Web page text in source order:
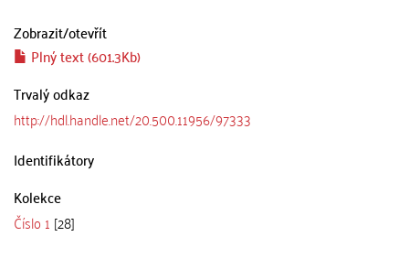
Zobrazit/otevřít
Plný text (601.3Kb)
Trvalý odkaz
http://hdl.handle.net/20.500.11956/97333
Identifikátory
Kolekce
Číslo 1 [28]